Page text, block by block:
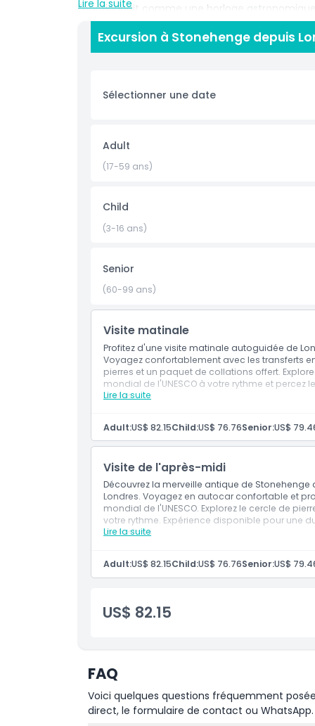
fonctionnait comme une horloge
Bronze. Stonehenge continue de captiver
fascinant du passé ancien de la Grande-
Politique enfant/adulte
Exclus
Emplacement
Politique d'annulation
Lire la suite
Excursion à Stonehenge depuis
Sélectionner une date
Adult
(17-59 ans)
Child
(3-16 ans)
Senior
(60-99 ans)
Visite matinale
Profitez d'une visite matinale autoguidée de
Voyagez confortablement avec les transferts
pierres et un paquet de collations offert.
mondial de l'UNESCO à votre rythme et percez
Lire la suite
Inclus
Arrivée à Stonehenge.
Explorez la formation rocheuse ancienne
Visitez les expositions du Centre des
Fin de la visite près de la station de métro
Remarque: L'itinéraire peut varier en
circulation.
Adult:US$ 82.15Child:US$ 76.76Senior:US$
Visite de l'après-midi
Découvrez la merveille antique de
Londres. Voyagez en autocar confortable et
mondial de l'UNESCO. Explorez le cercle de
votre rythme. Expérience disponible pour une
Lire la suite
Inclusions
Arrivez à Stonehenge.
Explorez la formation rocheuse ancienne
Fin de la visite près de la station de métro
Remarque :
L'itinéraire est susceptible
Adult:US$ 82.15Child:US$ 76.76Senior:US$
US$ 82.15
FAQ
Voici quelques questions fréquemment
direct, le formulaire de contact ou WhatsApp.